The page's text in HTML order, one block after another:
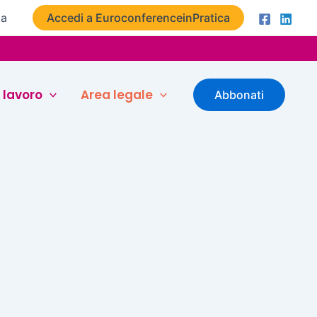
Accedi a EuroconferenceinPratica
lavoro Area legale Abbonati